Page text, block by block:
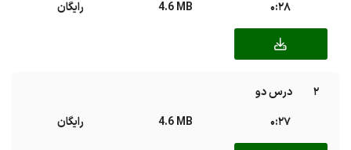
0:28
4.6 MB رایگان
2
درس دو
0:27
4.6 MB رایگان